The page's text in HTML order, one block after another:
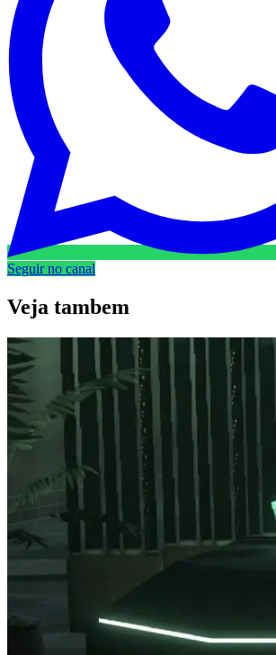
Seguir no canal
Veja tambem